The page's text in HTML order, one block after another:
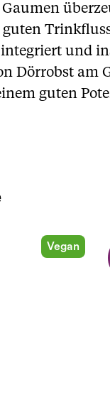
und
Dörrobst am
guten
Vegan